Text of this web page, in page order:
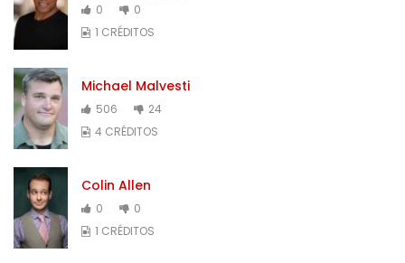
0
0
1 CRÉDITOS
Michael Malvesti
506
24
4 CRÉDITOS
Colin Allen
0
0
1 CRÉDITOS